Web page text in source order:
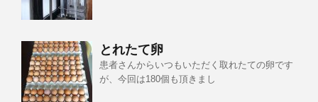
とれたて卵
患者さんからいつもいただく取れたての卵です
が、今回は180個も頂きまし